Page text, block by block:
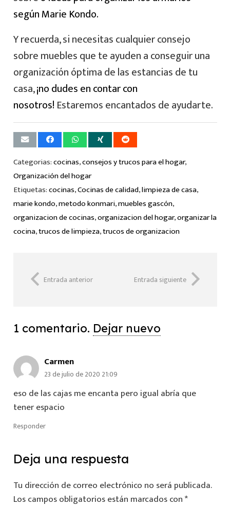
según Marie Kondo.
Y recuerda, si necesitas cualquier consejo
sobre muebles que te ayuden a conseguir una
organización óptima de las estancias de tu
casa,¡no dudes en contar con
nosotros! Estaremos encantados de ayudarte.
Categorias:cocinas,consejos y trucos para el hogar,
Organización del hogar
Etiquetas:cocinas,Cocinas de calidad,limpieza de casa,
marie kondo,metodo konmari,muebles gascón,
organizacion de cocinas,organizacion del hogar,organizar la
cocina,trucos de limpieza,trucos de organizacion
Entrada anterior Entrada siguiente
1 comentario. Dejar nuevo
Carmen
23 de julio de 2020 21:09
eso de las cajas me encanta pero igual abría que
tener espacio
Responder
Deja una respuesta
Tu dirección de correo electrónico no será publicada.
Los campos obligatorios están marcados con*